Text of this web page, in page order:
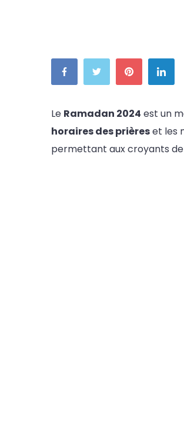
Le Ramadan 2024 est un
horaires des prièreset les
permettant aux croyants